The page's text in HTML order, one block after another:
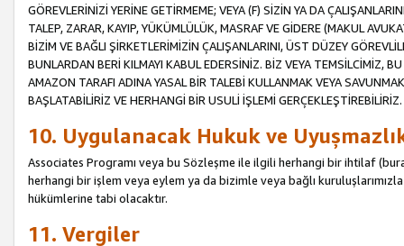
GÖREVLERİNİZİ YERİNE GETİRMEME; VEYA (F) SİZİN YA DA
TALEP, ZARAR, KAYIP, YÜKÜMLÜLÜK, MASRAF VE GİDERE (MAKUL
BİZİM VE BAĞLI ŞİRKETLERİMİZİN ÇALIŞANLARINI, ÜST DÜZEY
BUNLARDAN BERİ KILMAYI KABUL EDERSİNİZ. BİZ VEYA TEMSİLCİMİZ,
AMAZON TARAFI ADINA YASAL BİR TALEBİ KULLANMAK VEYA
BAŞLATABİLİRİZ VE HERHANGİ BİR USULİ İŞLEMİ GERÇEKLEŞTİREBİLİRİZ.
10. Uygulanacak Hukuk ve
Associates Programı veya bu Sözleşme ile ilgili herhangi bir ihtilaf
herhangi bir işlem veya eylem ya da bizimle veya bağlı
hükümlerine tabi olacaktır.
11. Vergiler